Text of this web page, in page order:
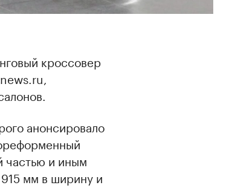
кроссовер
анонсировало
частью и иным
мм в ширину и